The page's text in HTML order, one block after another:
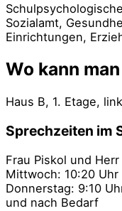
Sozialamt,
Einrichtungen,
Wo kann
Haus B, 1. Etage,
Sprechzeiten im
Frau Piskol und Herr
Mittwoch: 10:20 Uhr
Donnerstag: 9:10
und nach Bedarf